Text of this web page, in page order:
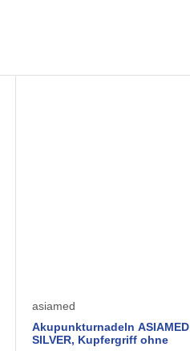
asiamed
Akupunkturnadeln ASIAMED
SILVER, Kupfergriff ohne